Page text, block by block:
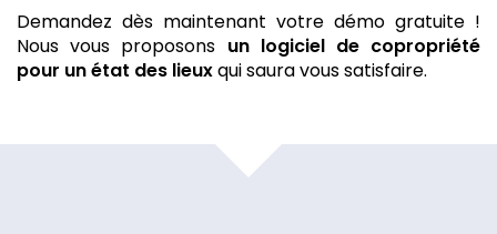
Demandez dès maintenant votre démo gratuite !
Nous vous proposons un logiciel de copropriété
pour un état des lieuxqui saura vous satisfaire.